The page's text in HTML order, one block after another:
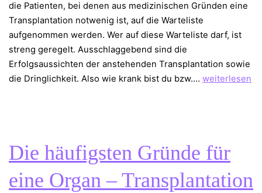
die Patienten, bei denen aus medizinischen Gründen eine
Transplantation notwenig ist, auf die Warteliste
aufgenommen werden. Wer auf diese Warteliste darf, ist
streng geregelt. Ausschlaggebend sind die
Erfolgsaussichten der anstehenden Transplantation sowie
die Dringlichkeit. ⁠Also wie krank bist du bzw.… Warteliste
weiterlesen
Die häufigsten Gründe für
eine Organ – Transplantation